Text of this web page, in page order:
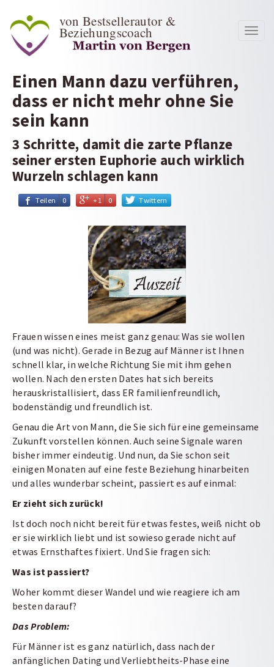
von Bestsellerautor &
Beziehungscoach
Einen Mann dazu verführen,
dass er nicht mehr ohne Sie
sein kann
3 Schritte, damit die zarte Pflanze
seiner ersten Euphorie auch wirklich
Wurzeln schlagen kann
Teilen 0 +1 0 Twittern
Frauen wissen eines meist ganz genau: Was sie wollen
(und was nicht). Gerade in Bezug auf Männer ist Ihnen
schnell klar, in welche Richtung Sie mit ihm gehen
wollen. Nach den ersten Dates hat sich bereits
herauskristallisiert, dass ER familienfreundlich,
bodenständig und freundlich ist.
Genau die Art von Mann, die Sie sich für eine gemeinsame
Zukunft vorstellen können. Auch seine Signale waren
bisher immer eindeutig. Und nun, da Sie schon seit
einigen Monaten auf eine feste Beziehung hinarbeiten
und alles wunderbar scheint, passiert es auf einmal:
Er zieht sich zurück!
Ist doch noch nicht bereit für etwas festes, weiß nicht ob
er sie wirklich liebt und ist sowieso gerade nicht auf
etwas Ernsthaftes fixiert. Und Sie fragen sich:
Was ist passiert?
Woher kommt dieser Wandel und wie reagiere ich am
besten darauf?
Das Problem:
Für Männer ist es ganz natürlich, dass nach der
anfänglichen Dating und Verliebtheits-Phase eine